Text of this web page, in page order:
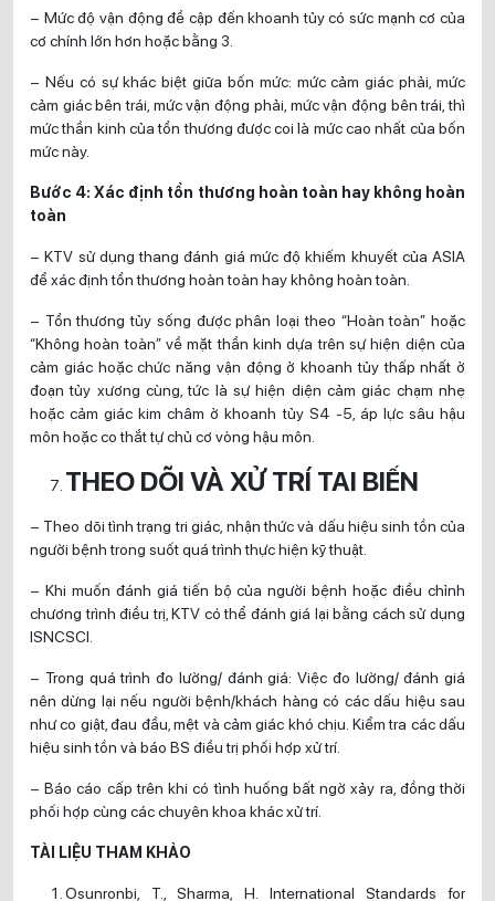
– Mức độ vận động đề cập đến khoanh tủy có sức mạnh cơ của
cơ chính lớn hơn hoặc bằng 3.
– Nếu có sự khác biệt giữa bốn mức: mức cảm giác phải, mức
cảm giác bên trái, mức vận động phải, mức vận động bên trái, thì
mức thần kinh của tổn thương được coi là mức cao nhất của bốn
mức này.
Bước 4: Xác định tổn thương hoàn toàn hay không hoàn
toàn
– KTV sử dụng thang đánh giá mức độ khiếm khuyết của ASIA
để xác định tổn thương hoàn toàn hay không hoàn toàn.
– Tổn thương tủy sống được phân loại theo “Hoàn toàn” hoặc
“Không hoàn toàn” về mặt thần kinh dựa trên sự hiện diện của
cảm giác hoặc chức năng vận động ở khoanh tủy thấp nhất ở
đoạn tủy xương cùng, tức là sự hiện diện cảm giác chạm nhẹ
hoặc cảm giác kim châm ở khoanh tủy S4 -5, áp lực sâu hậu
môn hoặc co thắt tự chủ cơ vòng hậu môn.
THEO DÕI VÀ XỬ TRÍ TAI BIẾN
– Theo dõi tình trạng tri giác, nhận thức và dấu hiệu sinh tồn của
người bệnh trong suốt quá trình thực hiện kỹ thuật.
– Khi muốn đánh giá tiến bộ của người bệnh hoặc điều chỉnh
chương trình điều trị, KTV có thể đánh giá lại bằng cách sử dụng
ISNCSCI.
– Trong quá trình đo lường/ đánh giá: Việc đo lường/ đánh giá
nên dừng lại nếu người bệnh/khách hàng có các dấu hiệu sau
như co giật, đau đầu, mệt và cảm giác khó chịu. Kiểm tra các dấu
hiệu sinh tồn và báo BS điều trị phối hợp xử trí.
– Báo cáo cấp trên khi có tình huống bất ngờ xảy ra, đồng thời
phối hợp cùng các chuyên khoa khác xử trí.
TÀI LIỆU THAM KHẢO
Osunronbi, T., Sharma, H. International Standards for